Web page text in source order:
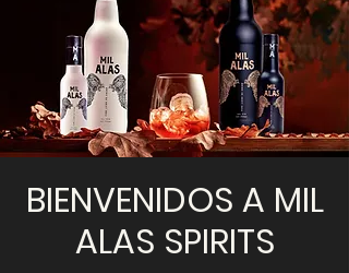
BIENVENIDOS A MIL
ALAS SPIRITS